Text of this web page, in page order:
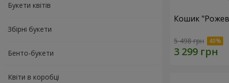
Букети квітів
Збірні букети
Бенто-букети
Квіти в коробці
Кошик
5 498 грн